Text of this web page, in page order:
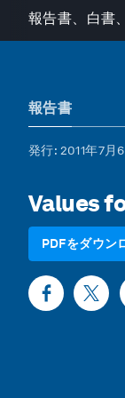
報告書、白書
報告書
発行: 2011年7月
Values
PDFをダウン